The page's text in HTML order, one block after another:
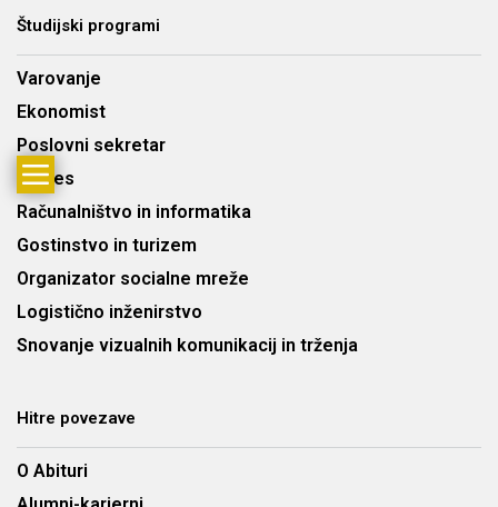
Študijski programi
Varovanje
Ekonomist
Poslovni sekretar
Velnes
Računalništvo in informatika
Gostinstvo in turizem
Organizator socialne mreže
Logistično inženirstvo
Snovanje vizualnih komunikacij in trženja
Hitre povezave
O Abituri